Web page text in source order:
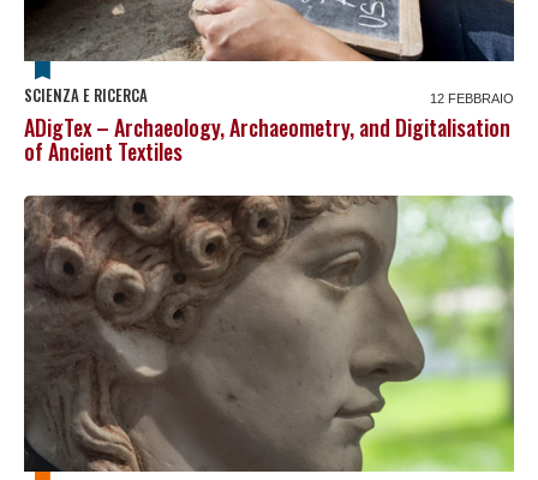
SCIENZA E RICERCA 12 FEBBRAIO
ADigTex – Archaeology, Archaeometry, and Digitalisation
of Ancient Textiles